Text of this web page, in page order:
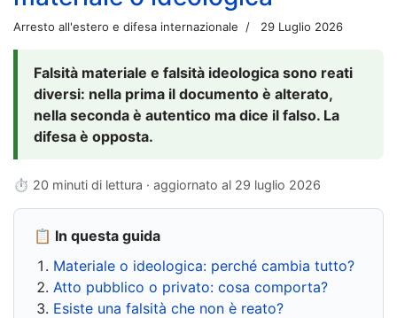
Arresto all'estero e difesa internazionale 29 Luglio 2026
Falsità materiale e falsità ideologica sono reati
diversi: nella prima il documento è alterato,
nella seconda è autentico ma dice il falso. La
difesa è opposta.
⏱ 20 minuti di lettura · aggiornato al 29 luglio 2026
📋 In questa guida
Materiale o ideologica: perché cambia tutto?
Atto pubblico o privato: cosa comporta?
Esiste una falsità che non è reato?